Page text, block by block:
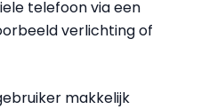
telefoon via een
verlichting of
makkelijk